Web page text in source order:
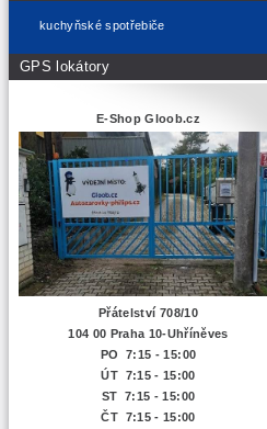
kuchyňské spotřebiče
GPS lokátory
E-Shop Gloob.cz
Přátelství 708/10
104 00 Praha 10-Uhříněves
PO 7:15 - 15:00
ÚT 7:15 - 15:00
ST 7:15 - 15:00
ČT 7:15 - 15:00